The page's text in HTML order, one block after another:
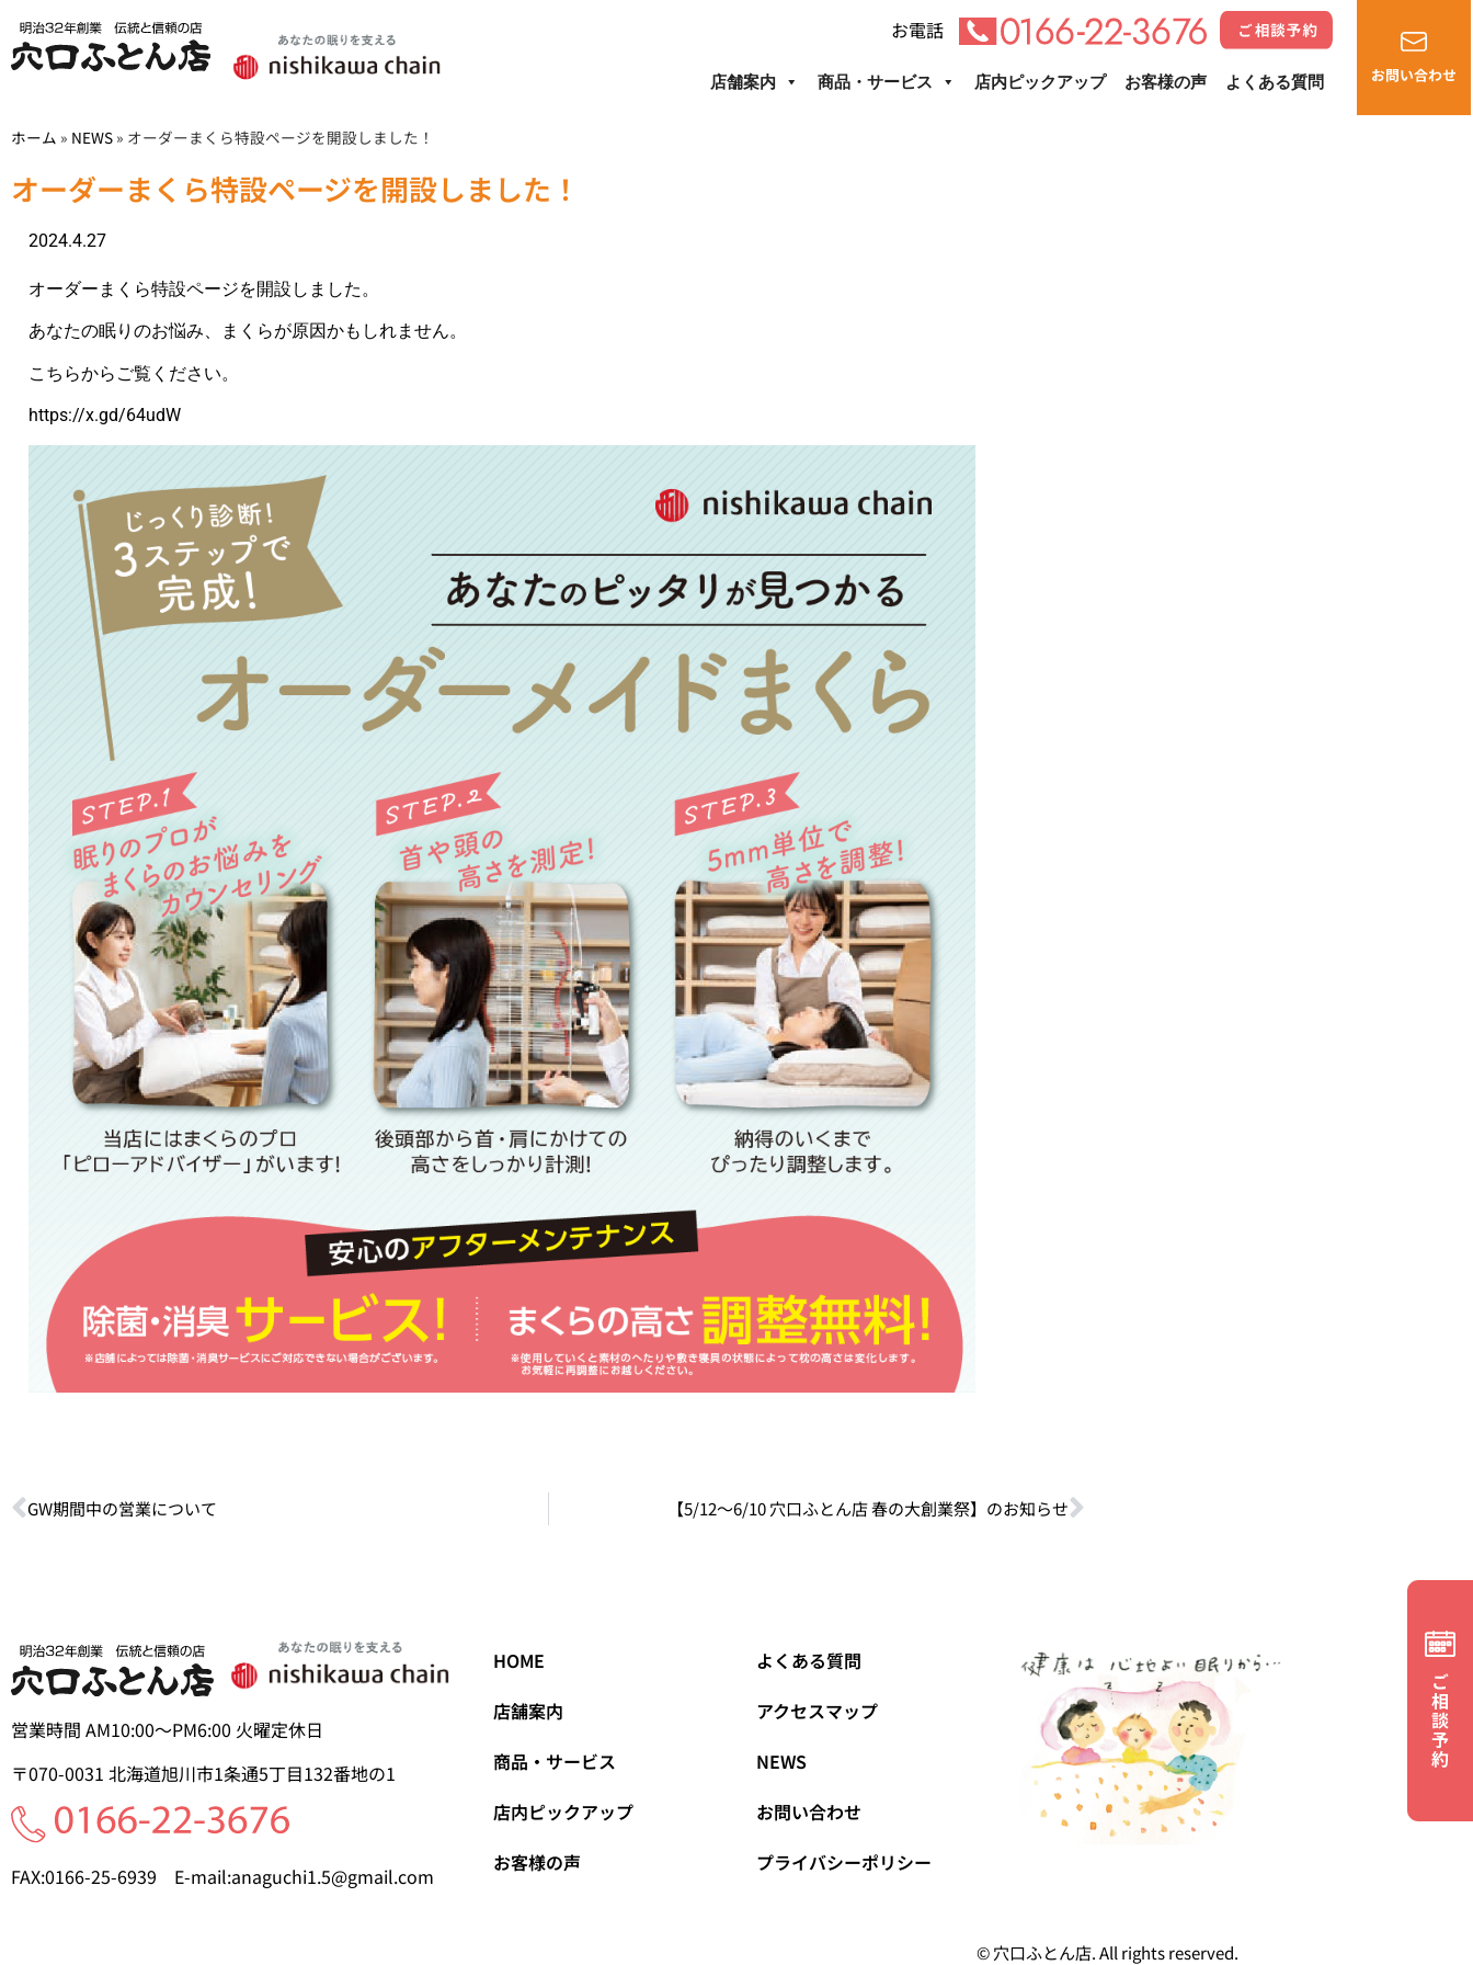
お電話
店舗案内 商品・サービス 店内ピックアップ お客様の声 よくある質問
ホーム » NEWS » オーダーまくら特設ページを開設しました！
オーダーまくら特設ページを開設しました！
2024.4.27
オーダーまくら特設ページを開設しました。
あなたの眠りのお悩み、まくらが原因かもしれません。
こちらからご覧ください。
https://x.gd/64udW
GW期間中の営業について 【5/12～6/10 穴口ふとん店 春の大創業祭】のお知らせ
営業時間 AM10:00～PM6:00 火曜定休日
〒070-0031 北海道旭川市1条通5丁目132番地の1
FAX:0166-25-6939 E-mail:anaguchi1.5@gmail.com
HOME
店舗案内
商品・サービス
店内ピックアップ
お客様の声
よくある質問
アクセスマップ
NEWS
お問い合わせ
プライバシーポリシー
© 穴口ふとん店. All rights reserved.